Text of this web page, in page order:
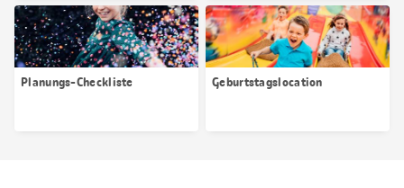
Planungs-Checkliste Geburtstagslocation